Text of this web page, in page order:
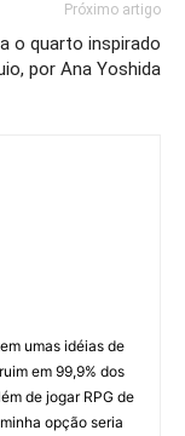
Próximo artigo
o quarto inspirado
por Ana Yoshida
umas idéias de
em 99,9% dos
de jogar RPG de
opção seria